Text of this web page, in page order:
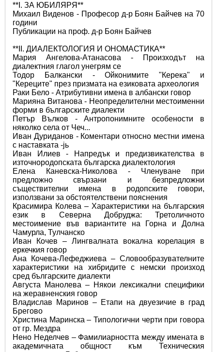
**I. ЗА ЮБИЛЯРЯ**
Михаил Виденов - Професор д-р Боян Байчев на 70
години
Публикации на проф. д-р Боян Байчев
**II. ДИАЛЕКТОЛОГИЯ И ОНОМАСТИКА**
Мария Ангелова-Атанасова - Произходът на
диалектния глагол унегрям се
Тодор Балкански - Ойконимите "Керека" и
"Кереците" през призмата на езиковата археология
Раки Бело - Атрибутивни имена в албански говор
Марияна Витанова - Неопределителни местоименни
форми в българските диалекти
Петър Вълков - Антропонимните особености в
няколко села от Чеч...
Иван Дуриданов - Коментари относно местни имена
с наставката -jь
Иван Илиев - Напредък и предизвикателства в
източнородопската българска диалектология
Елена Каневска-Николова - Членуване при
предложно свързани и безпредложни
съществителни имена в родопските говори,
използвани за обстоятелствени пояснения
Красимира Колева – Характеристики на българския
език в Северна Добруджа: Третоличното
местоимение във вариантите на Горна и Долна
Чамурла, Тулчанско
Иван Кочев – Лингвалната вокална корелация в
еркечкия говор
Ана Кочева-Лефеджиева – Словообразувателните
характеристики на хибридите с немски произход
сред българските диалекти
Августа Манолева – Някои лексикални специфики
на жеравненския говор
Владислав Маринов – Етапи на двуезичие в град
Брегово
Христина Маринска – Типологични черти при говора
от гр. Мездра
Нено Неделчев – Фамилиарността между имената в
академичната общност към Техническия